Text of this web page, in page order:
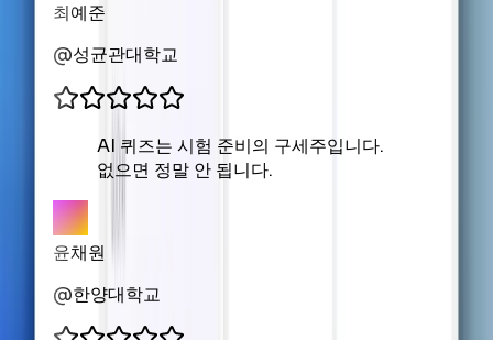
최예준
@성균관대학교
AI 퀴즈는 시험 준비의 구세주입니다.
없으면 정말 안 됩니다.
윤채원
@한양대학교